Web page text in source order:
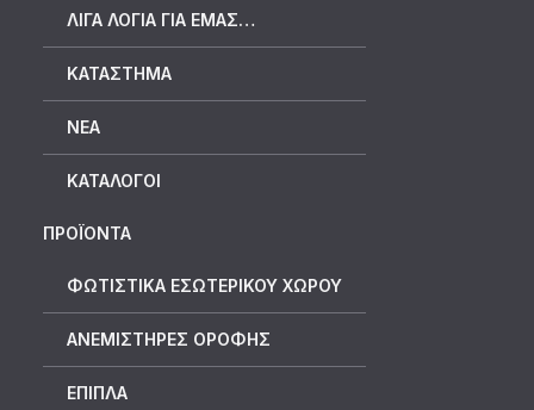
ΛΊΓΑ ΛΌΓΙΑ ΓΙΑ ΕΜΆΣ…
ΚΑΤΆΣΤΗΜΑ
ΝΈΑ
ΚΑΤΆΛΟΓΟΙ
ΠΡΟΪΟΝΤΑ
ΦΩΤΙΣΤΙΚΑ ΕΣΩΤΕΡΙΚΟΥ ΧΩΡΟΥ
ΑΝΕΜΙΣΤΗΡΕΣ ΟΡΟΦΗΣ
ΕΠΙΠΛΑ